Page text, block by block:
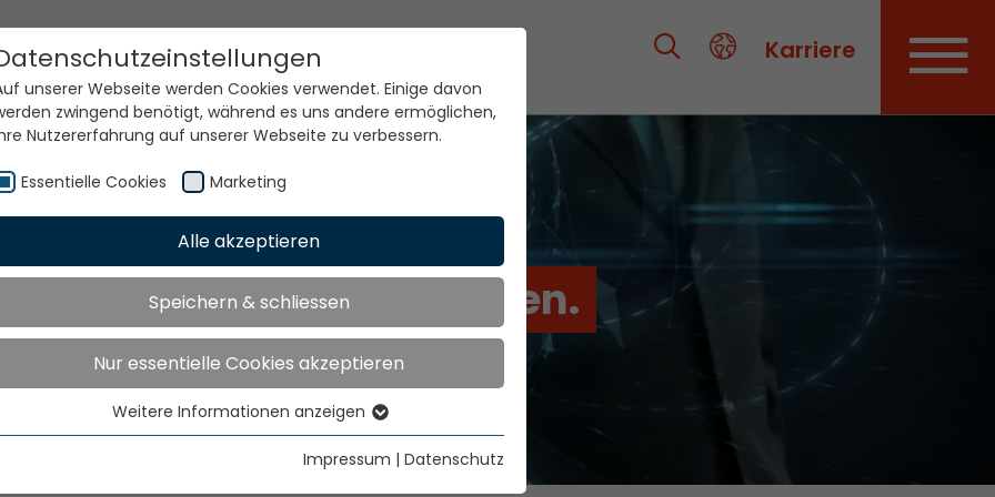
Karriere
Unsere Technologien.
unserer Webseite werden Cookies verwendet. Einige davon
zwingend benötigt, während es uns andere ermöglichen,
Nutzererfahrung auf unserer Webseite zu verbessern.
Essentielle Cookies Marketing
Alle akzeptieren
Speichern & schliessen
Nur essentielle Cookies akzeptieren
Essentielle Cookies
Essentielle Cookies werden für grundlegende Funktionen der
Webseite benötigt. Dadurch ist gewährleistet, dass die
Weitere Informationen anzeigen
Impressum | Datenschutz